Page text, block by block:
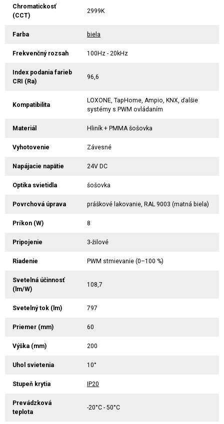
Chromatickosť
(CCT)
2999K
Farba biela
Frekvenčný rozsah 100Hz - 20kHz
Index podania farieb
CRI (Ra)
96,6
Kompatibilita
LOXONE, TapHome, Ampio, KNX, ďalšie
systémy s PWM ovládaním
Materiál Hliník + PMMA šošovka
Vyhotovenie Závesné
Napájacie napätie 24V DC
Optika svietidla šošovka
Povrchová úprava práškové lakovanie, RAL 9003 (matná biela)
Príkon (W) 8
Pripojenie 3-žilové
Riadenie PWM stmievanie (0–100 %)
Svetelná účinnosť
(lm/W)
108,7
Svetelný tok (lm) 797
Priemer (mm) 60
Výška (mm) 200
Uhol svietenia 10°
Stupeň krytia IP20
Prevádzková
teplota
-20°C - 50°C